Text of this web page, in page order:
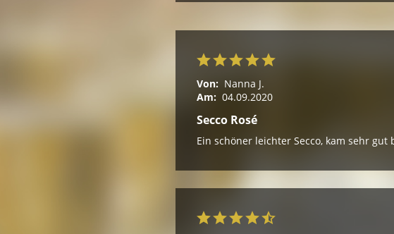
Von: Nanna J.
Am: 04.09.2020
Secco Rosé
Ein schöner leichter Secco, kam sehr gut